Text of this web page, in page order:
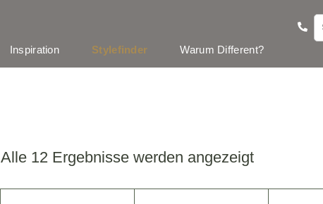
Inspiration Stylefinder Warum Different?
Alle 12 Ergebnisse werden angezeigt